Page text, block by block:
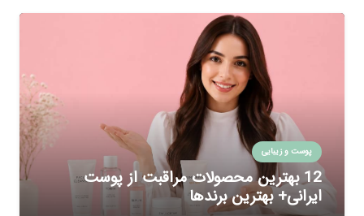
پوست و زیبایی
12 بهترین محصولات مراقبت از پوست
ایرانی+ بهترین برندها